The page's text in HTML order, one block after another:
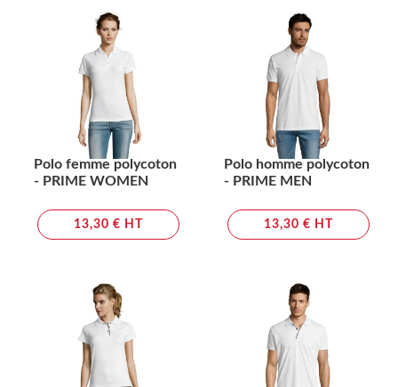
Polo femme polycoton
- PRIME WOMEN
13,30 € HT
Polo homme polycoton
- PRIME MEN
13,30 € HT